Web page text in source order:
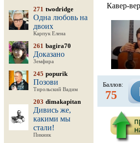
271 twodridge
Одна любовь на
двоих
Карпук Елена
261 bagira70
Доказано
Земфира
245 popurik
Позови
Тирольский Вадим
203 dimakapitan
Дивись же,
какими мы
стали!
Пикник
Кавер-
Баллов:
75